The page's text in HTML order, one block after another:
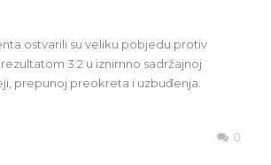
ostvarili su veliku pobjedu protiv
3:2 u iznimno sadržajnoj
prepunoj preokreta i uzbuđenja.
0